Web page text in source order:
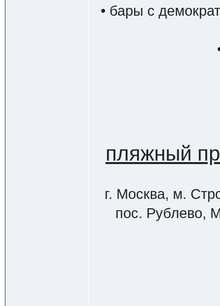
• бары с
пляжный
г. Москва, м.
пос. Рублево,